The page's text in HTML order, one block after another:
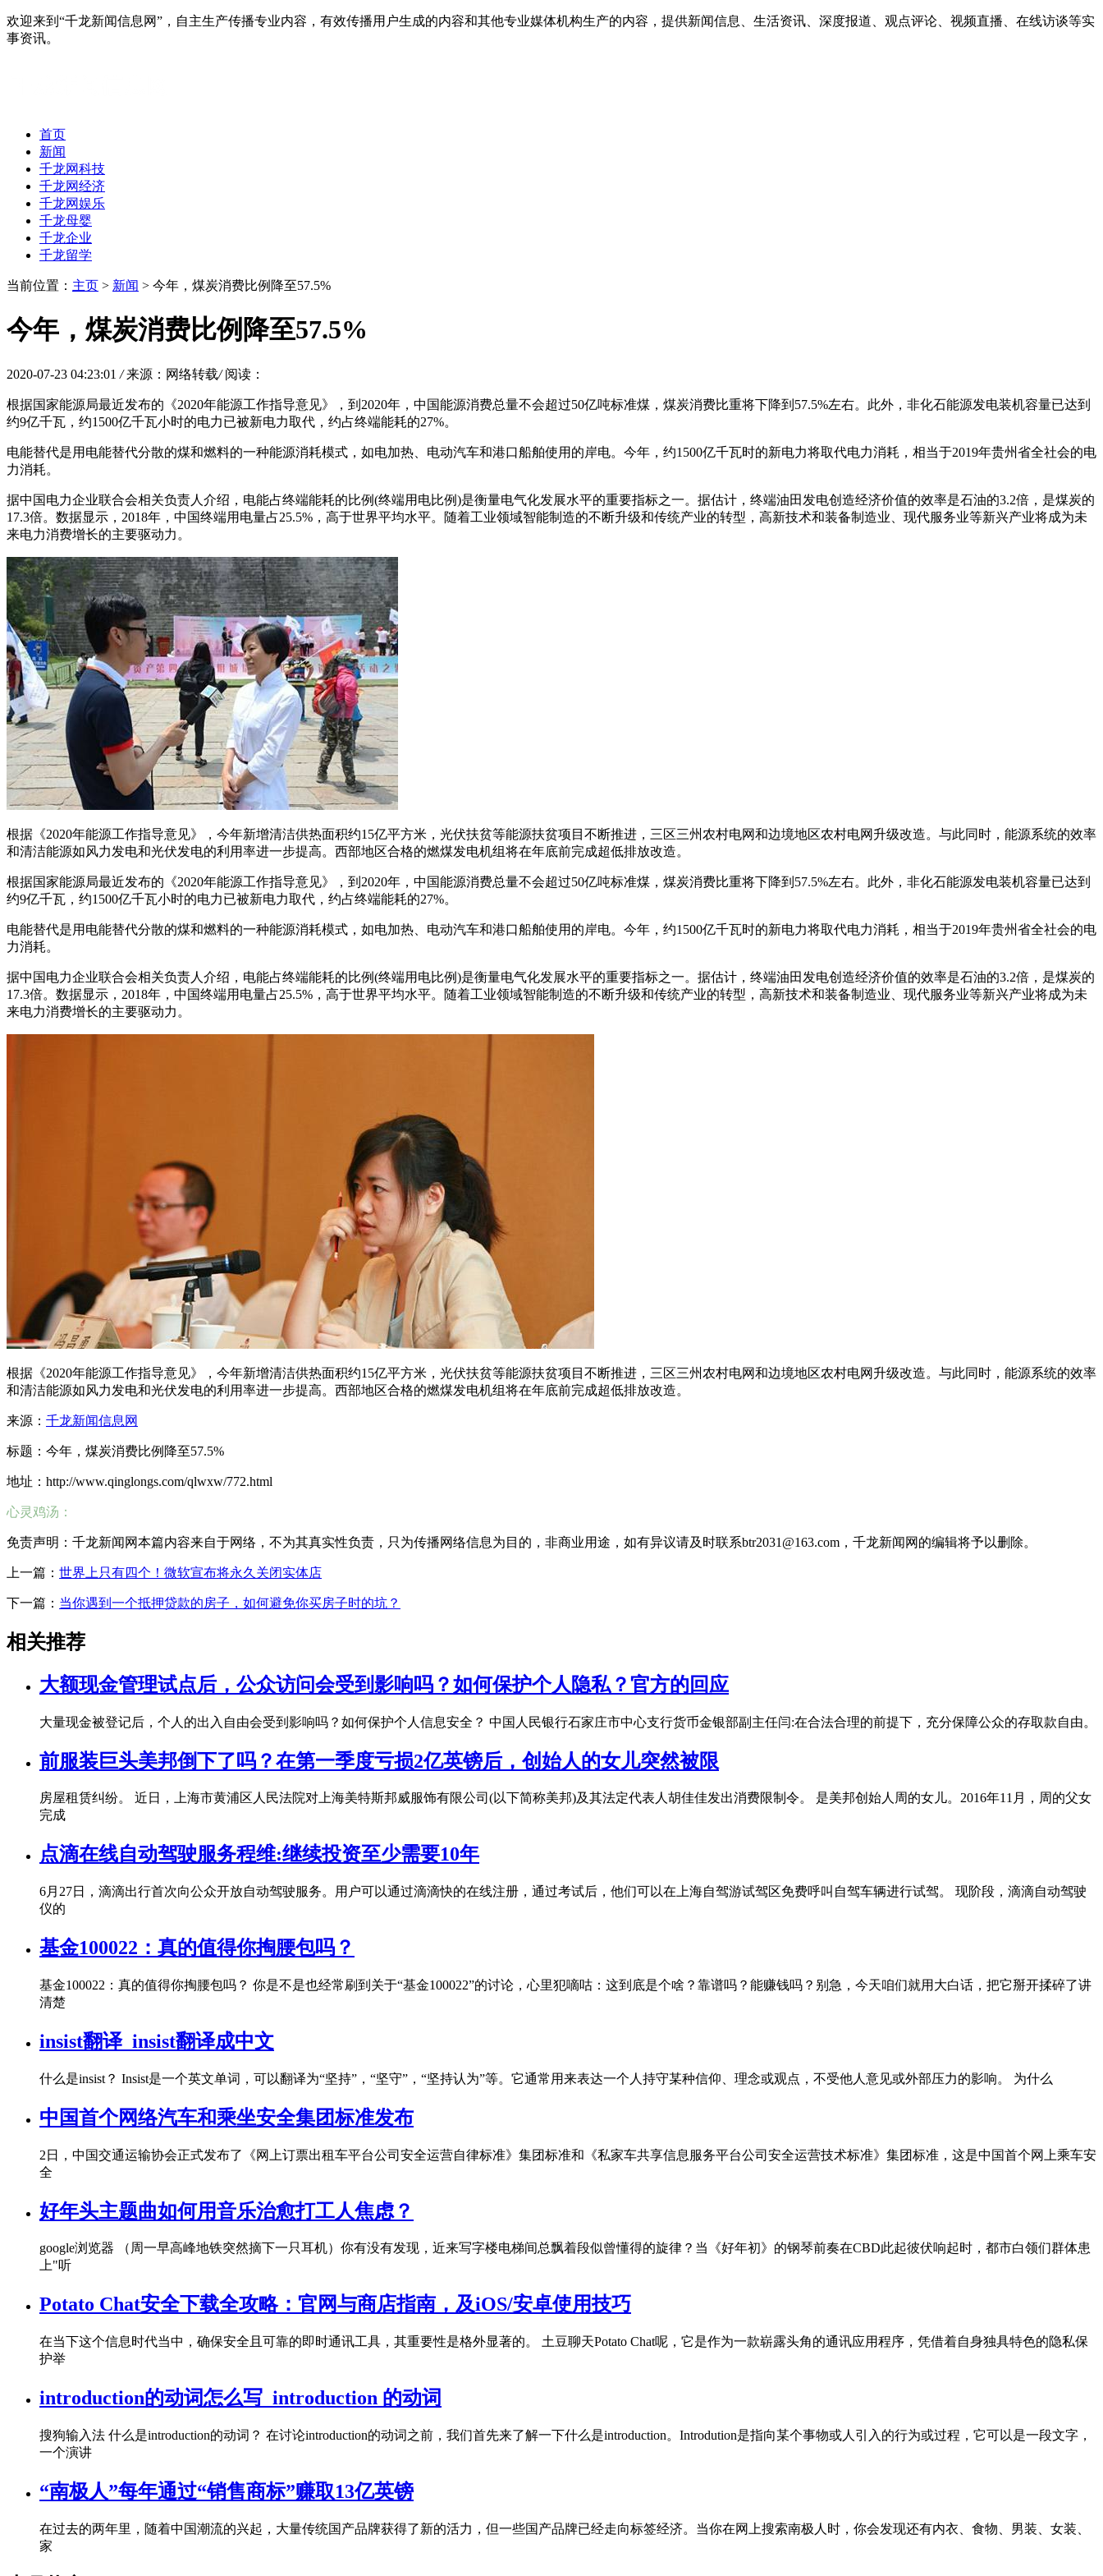
欢迎来到“千龙新闻信息网”，自主生产传播专业内容，有效传播用户生成的内容和其他专业媒体机构生产的内容，提供新闻信息、生活资讯、深度报道、观点评论、视频直播、在线访谈等实
事资讯。
首页
新闻
千龙网科技
千龙网经济
千龙网娱乐
千龙母婴
千龙企业
千龙留学
当前位置： 主页 > 新闻 > 今年，煤炭消费比例降至57.5%
今年，煤炭消费比例降至57.5%
2020-07-23 04:23:01 / 来源：网络转载/ 阅读：
根据国家能源局最近发布的《2020年能源工作指导意见》，到2020年，中国能源消费总量不会超过50亿吨标准煤，煤炭消费比重将下降到57.5%左右。此外，非化石能源发电装机容量已达到
约9亿千瓦，约1500亿千瓦小时的电力已被新电力取代，约占终端能耗的27%。
电能替代是用电能替代分散的煤和燃料的一种能源消耗模式，如电加热、电动汽车和港口船舶使用的岸电。今年，约1500亿千瓦时的新电力将取代电力消耗，相当于2019年贵州省全社会的电
力消耗。
据中国电力企业联合会相关负责人介绍，电能占终端能耗的比例(终端用电比例)是衡量电气化发展水平的重要指标之一。据估计，终端油田发电创造经济价值的效率是石油的3.2倍，是煤炭的
17.3倍。数据显示，2018年，中国终端用电量占25.5%，高于世界平均水平。随着工业领域智能制造的不断升级和传统产业的转型，高新技术和装备制造业、现代服务业等新兴产业将成为未
来电力消费增长的主要驱动力。
根据《2020年能源工作指导意见》，今年新增清洁供热面积约15亿平方米，光伏扶贫等能源扶贫项目不断推进，三区三州农村电网和边境地区农村电网升级改造。与此同时，能源系统的效率
和清洁能源如风力发电和光伏发电的利用率进一步提高。西部地区合格的燃煤发电机组将在年底前完成超低排放改造。
根据国家能源局最近发布的《2020年能源工作指导意见》，到2020年，中国能源消费总量不会超过50亿吨标准煤，煤炭消费比重将下降到57.5%左右。此外，非化石能源发电装机容量已达到
约9亿千瓦，约1500亿千瓦小时的电力已被新电力取代，约占终端能耗的27%。
电能替代是用电能替代分散的煤和燃料的一种能源消耗模式，如电加热、电动汽车和港口船舶使用的岸电。今年，约1500亿千瓦时的新电力将取代电力消耗，相当于2019年贵州省全社会的电
力消耗。
据中国电力企业联合会相关负责人介绍，电能占终端能耗的比例(终端用电比例)是衡量电气化发展水平的重要指标之一。据估计，终端油田发电创造经济价值的效率是石油的3.2倍，是煤炭的
17.3倍。数据显示，2018年，中国终端用电量占25.5%，高于世界平均水平。随着工业领域智能制造的不断升级和传统产业的转型，高新技术和装备制造业、现代服务业等新兴产业将成为未
来电力消费增长的主要驱动力。
根据《2020年能源工作指导意见》，今年新增清洁供热面积约15亿平方米，光伏扶贫等能源扶贫项目不断推进，三区三州农村电网和边境地区农村电网升级改造。与此同时，能源系统的效率
和清洁能源如风力发电和光伏发电的利用率进一步提高。西部地区合格的燃煤发电机组将在年底前完成超低排放改造。
来源： 千龙新闻信息网
标题：今年，煤炭消费比例降至57.5%
地址：http://www.qinglongs.com/qlwxw/772.html
心灵鸡汤：
免责声明：千龙新闻网本篇内容来自于网络，不为其真实性负责，只为传播网络信息为目的，非商业用途，如有异议请及时联系btr2031@163.com，千龙新闻网的编辑将予以删除。
上一篇： 世界上只有四个！微软宣布将永久关闭实体店
下一篇： 当你遇到一个抵押贷款的房子，如何避免你买房子时的坑？
相关推荐
大额现金管理试点后，公众访问会受到影响吗？如何保护个人隐私？官方的回应
大量现金被登记后，个人的出入自由会受到影响吗？如何保护个人信息安全？ 中国人民银行石家庄市中心支行货币金银部副主任闫:在合法合理的前提下，充分保障公众的存取款自由。
前服装巨头美邦倒下了吗？在第一季度亏损2亿英镑后，创始人的女儿突然被限
房屋租赁纠纷。 近日，上海市黄浦区人民法院对上海美特斯邦威服饰有限公司(以下简称美邦)及其法定代表人胡佳佳发出消费限制令。 是美邦创始人周的女儿。2016年11月，周的父女
完成
点滴在线自动驾驶服务程维:继续投资至少需要10年
6月27日，滴滴出行首次向公众开放自动驾驶服务。用户可以通过滴滴快的在线注册，通过考试后，他们可以在上海自驾游试驾区免费呼叫自驾车辆进行试驾。 现阶段，滴滴自动驾驶
仪的
基金100022：真的值得你掏腰包吗？
基金100022：真的值得你掏腰包吗？ 你是不是也经常刷到关于“基金100022”的讨论，心里犯嘀咕：这到底是个啥？靠谱吗？能赚钱吗？别急，今天咱们就用大白话，把它掰开揉碎了讲
清楚
insist翻译_insist翻译成中文
什么是insist？ Insist是一个英文单词，可以翻译为“坚持”，“坚守”，“坚持认为”等。它通常用来表达一个人持守某种信仰、理念或观点，不受他人意见或外部压力的影响。 为什么
中国首个网络汽车和乘坐安全集团标准发布
2日，中国交通运输协会正式发布了《网上订票出租车平台公司安全运营自律标准》集团标准和《私家车共享信息服务平台公司安全运营技术标准》集团标准，这是中国首个网上乘车安
全
好年头主题曲如何用音乐治愈打工人焦虑？
google浏览器 （周一早高峰地铁突然摘下一只耳机）你有没有发现，近来写字楼电梯间总飘着段似曾懂得的旋律？当《好年初》的钢琴前奏在CBD此起彼伏响起时，都市白领们群体患
上"听
Potato Chat安全下载全攻略：官网与商店指南，及iOS/安卓使用技巧
在当下这个信息时代当中，确保安全且可靠的即时通讯工具，其重要性是格外显著的。 土豆聊天Potato Chat呢，它是作为一款崭露头角的通讯应用程序，凭借着自身独具特色的隐私保
护举
introduction的动词怎么写_introduction 的动词
搜狗输入法 什么是introduction的动词？ 在讨论introduction的动词之前，我们首先来了解一下什么是introduction。Introdution是指向某个事物或人引入的行为或过程，它可以是一段文字，
一个演讲
“南极人”每年通过“销售商标”赚取13亿英镑
在过去的两年里，随着中国潮流的兴起，大量传统国产品牌获得了新的活力，但一些国产品牌已经走向标签经济。当你在网上搜索南极人时，你会发现还有内衣、食物、男装、女装、
家